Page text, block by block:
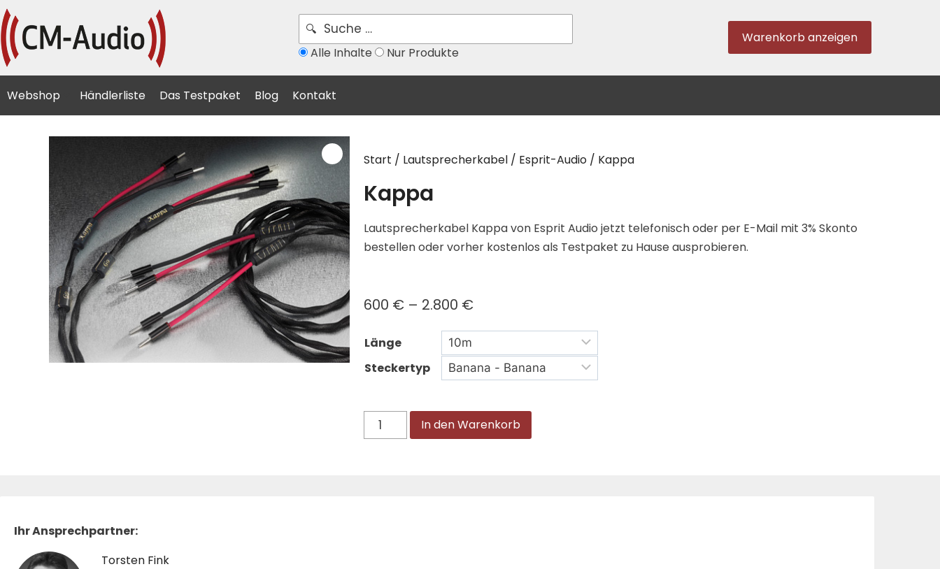
Alle Inhalte Nur Produkte
Warenkorb anzeigen
Webshop Händlerliste Das Testpaket Blog Kontakt
Start / Lautsprecherkabel / Esprit-Audio / Kappa
Kappa
Lautsprecherkabel Kappa von Esprit Audio jetzt telefonisch oder per E-Mail mit 3% Skonto
bestellen oder vorher kostenlos als Testpaket zu Hause ausprobieren.
600 € – 2.800 €
Länge
Steckertyp
In den Warenkorb
Ihr Ansprechpartner:
Torsten Fink